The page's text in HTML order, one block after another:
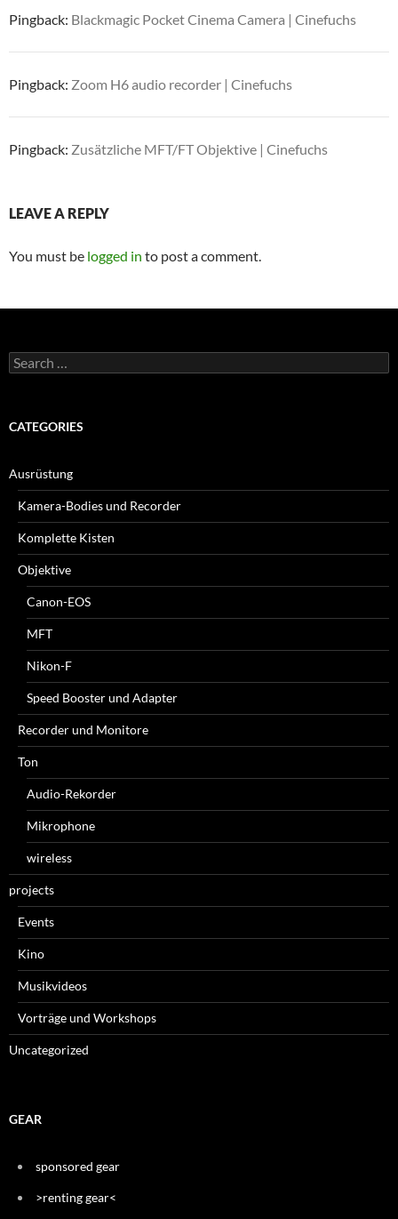
Pingback: Blackmagic Pocket Cinema Camera | Cinefuchs
Pingback: Zoom H6 audio recorder | Cinefuchs
Pingback: Zusätzliche MFT/FT Objektive | Cinefuchs
LEAVE A REPLY
You must be logged in to post a comment.
Search
for:
CATEGORIES
Ausrüstung
Kamera-Bodies und Recorder
Komplette Kisten
Objektive
Canon-EOS
MFT
Nikon-F
Speed Booster und Adapter
Recorder und Monitore
Ton
Audio-Rekorder
Mikrophone
wireless
projects
Events
Kino
Musikvideos
Vorträge und Workshops
Uncategorized
GEAR
sponsored gear
>renting gear<